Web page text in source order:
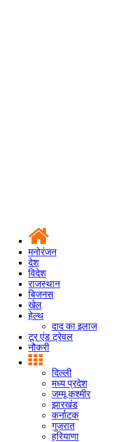
मनोरंजन
देश
विदेश
राजस्थान
बिजनस
खेल
हेल्थ
दाद का इलाज
टूर एंड ट्रेवल
नौकरी
दिल्ली
मध्य प्रदेश
जम्मू कश्मीर
झारखंड
कर्नाटक
गुजरात
हरियाणा